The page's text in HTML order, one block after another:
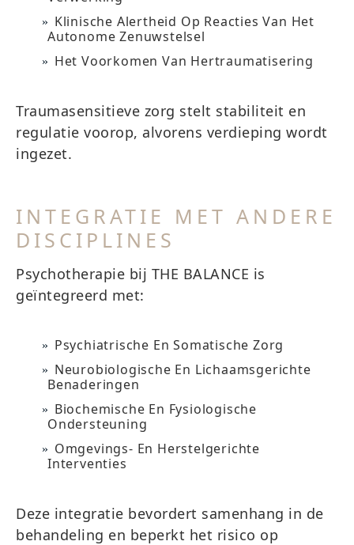
Klinische Alertheid Op Reacties Van Het
Autonome Zenuwstelsel
Het Voorkomen Van Hertraumatisering
Traumasensitieve zorg stelt stabiliteit en
regulatie voorop, alvorens verdieping wordt
ingezet.
INTEGRATIE MET ANDERE
DISCIPLINES
Psychotherapie bij THE BALANCE is
geïntegreerd met:
Psychiatrische En Somatische Zorg
Neurobiologische En Lichaamsgerichte
Benaderingen
Biochemische En Fysiologische
Ondersteuning
Omgevings- En Herstelgerichte
Interventies
Deze integratie bevordert samenhang in de
behandeling en beperkt het risico op